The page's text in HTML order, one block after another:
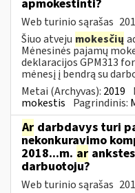
apmokestinti?
Web turinio sąrašas
Šiuo atveju mokesčių
Mėnesinės pajamų
deklaracijos GPM313
mėnesį į bendrą su
Metai (Archyvas): 2019
mokestis Pagrindinis:
Ar darbdavys turi
nekonkuravimo
2018...m. ar
darbuotoju?
Web turinio sąrašas